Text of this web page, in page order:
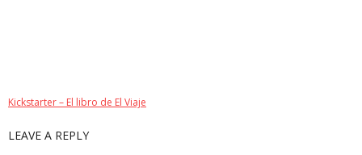
Kickstarter – El libro de El Viaje
LEAVE A REPLY